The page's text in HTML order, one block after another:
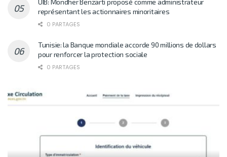
représentant les actionnaires minoritaires
0 PARTAGES
Tunisie: la Banque mondiale accorde 90 millions de dollars
pour renforcer la protection sociale
0 PARTAGES